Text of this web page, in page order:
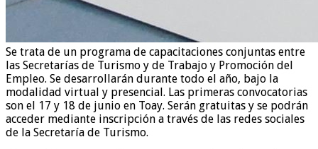
Se trata de un programa de capacitaciones conjuntas entre
las Secretarías de Turismo y de Trabajo y Promoción del
Empleo. Se desarrollarán durante todo el año, bajo la
modalidad virtual y presencial. Las primeras convocatorias
son el 17 y 18 de junio en Toay. Serán gratuitas y se podrán
acceder mediante inscripción a través de las redes sociales
de la Secretaría de Turismo.